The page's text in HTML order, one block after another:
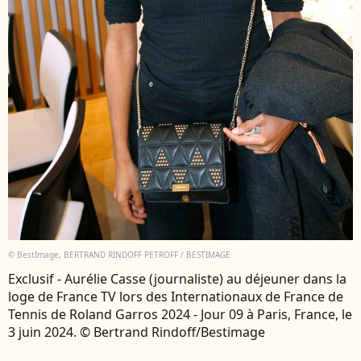
© BestImage, BERTRAND RINDOFF PETROFF / BESTIMAGE
Exclusif - Aurélie Casse (journaliste) au déjeuner dans la
loge de France TV lors des Internationaux de France de
Tennis de Roland Garros 2024 - Jour 09 à Paris, France, le
3 juin 2024. © Bertrand Rindoff/Bestimage